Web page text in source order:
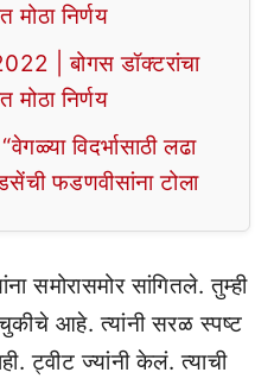
मोठा निर्णय
| बोगस डॉक्टरांचा
मोठा निर्णय
विदर्भासाठी लढा
फडणवीसांना टोला
समोरासमोर सांगितले. तुम्ही
आहे. त्यांनी सरळ स्पष्ट
ट्वीट ज्यांनी केलं. त्याची